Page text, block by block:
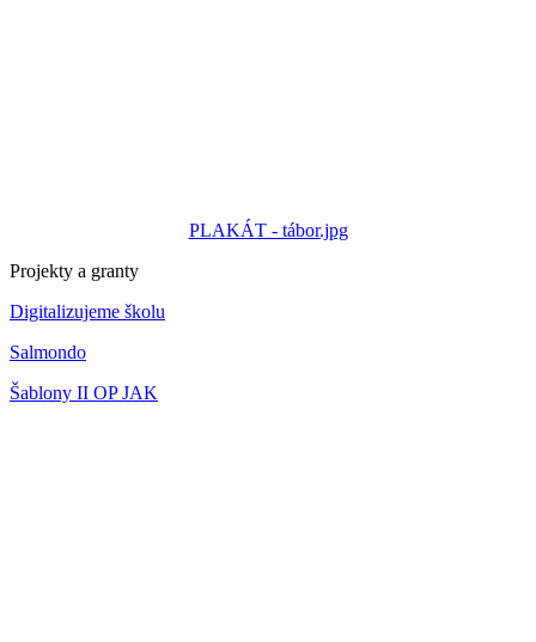
PLAKÁT - tábor.jpg
Projekty a granty
Digitalizujeme školu
Salmondo
Šablony II OP JAK